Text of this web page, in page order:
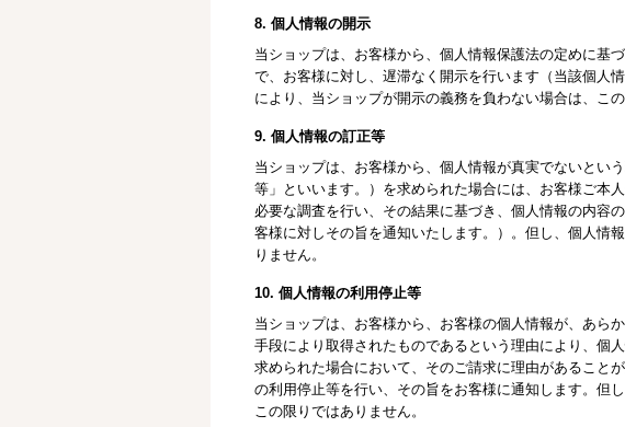
8. 個人情報の開示
当ショップは、お客様から、個人情報保護法の定めに基
で、お客様に対し、遅滞なく開示を行います（当該個人
により、当ショップが開示の義務を負わない場合は、こ
9. 個人情報の訂正等
当ショップは、お客様から、個人情報が真実でないとい
等」といいます。）を求められた場合には、お客様ご本
必要な調査を行い、その結果に基づき、個人情報の内容
客様に対しその旨を通知いたします。）。但し、個人情
りません。
10. 個人情報の利用停止等
当ショップは、お客様から、お客様の個人情報が、あら
手段により取得されたものであるという理由により、個
求められた場合において、そのご請求に理由があること
の利用停止等を行い、その旨をお客様に通知します。但
この限りではありません。